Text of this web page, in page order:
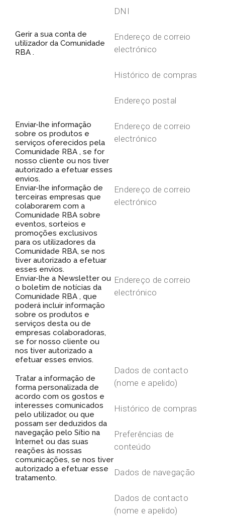
Gerir a sua conta de
utilizador da Comunidade
RBA .
DNI
Endereço de correio
electrónico
Histórico de compras
Endereço postal
Enviar-lhe informação
sobre os produtos e
serviços oferecidos pela
Comunidade RBA , se for
nosso cliente ou nos tiver
autorizado a efetuar esses
envios.
Endereço de correio
electrónico
Enviar-lhe informação de
terceiras empresas que
colaborarem com a
Comunidade RBA sobre
eventos, sorteios e
promoções exclusivos
para os utilizadores da
Comunidade RBA, se nos
tiver autorizado a efetuar
esses envios.
Endereço de correio
electrónico
Enviar-lhe a Newsletter ou
o boletim de notícias da
Comunidade RBA , que
poderá incluir informação
sobre os produtos e
serviços desta ou de
empresas colaboradoras,
se for nosso cliente ou
nos tiver autorizado a
efetuar esses envios.
Endereço de correio
electrónico
Tratar a informação de
forma personalizada de
acordo com os gostos e
interesses comunicados
pelo utilizador, ou que
possam ser deduzidos da
navegação pelo Sítio na
Internet ou das suas
reações às nossas
comunicações, se nos tiver
autorizado a efetuar esse
tratamento.
Dados de contacto
(nome e apelido)
Histórico de compras
Preferências de
conteúdo
Dados de navegação
Dados de contacto
(nome e apelido)